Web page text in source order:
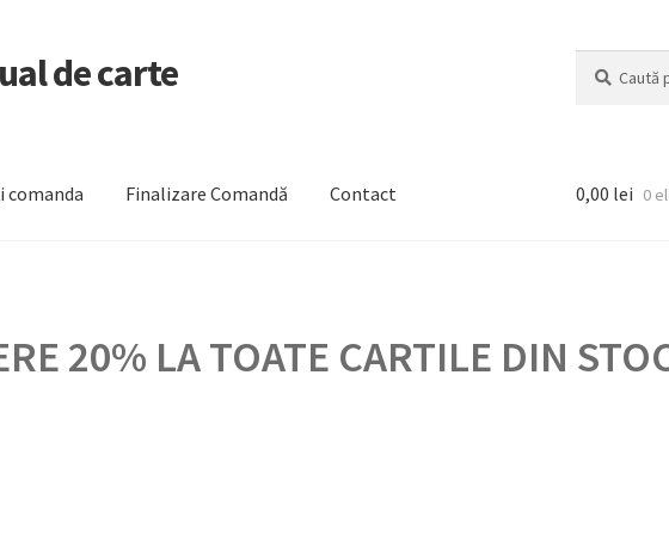
de carte
după:
comanda Finalizare Comandă Contact 0,00 lei 0
20% LA TOATE CARTILE DIN